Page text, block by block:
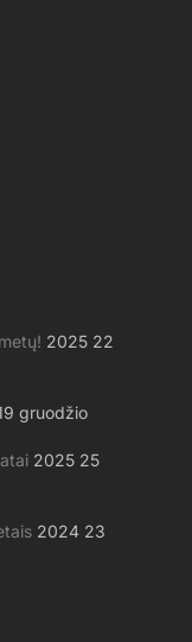
2025 22
gruodžio
2025 25
2024 23